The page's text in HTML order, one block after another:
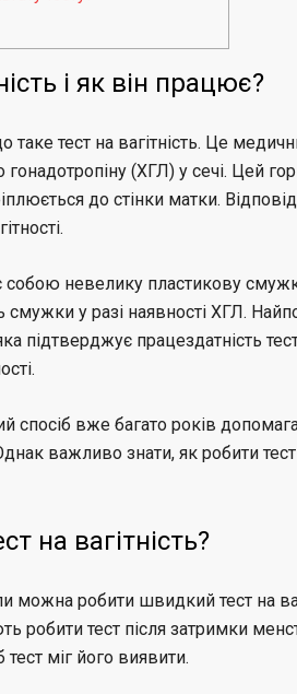
і як він працює?
таке тест на вагітність. Це
гонадотропіну (ХГЛ) у сечі. Цей
до стінки матки.
собою невелику пластикову
смужки у разі наявності ХГЛ.
працездатність
спосіб вже багато років
важливо знати, як робити
на вагітність?
можна робити швидкий тест на
робити тест після затримки
міг його виявити.